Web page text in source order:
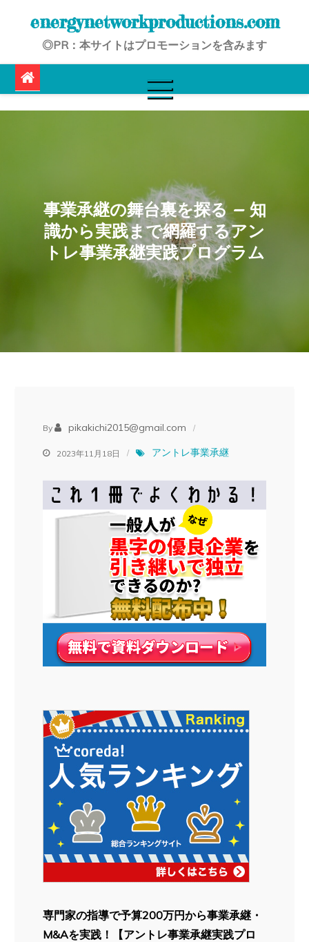
energynetworkproductions.com
◎PR：本サイトはプロモーションを含みます
事業承継の舞台裏を探る – 知
識から実践まで網羅するアン
トレ事業承継実践プログラム
By pikakichi2015@gmail.com
2023年11月18日 アントレ事業承継
専門家の指導で予算200万円から事業承継・
M&Aを実践！【アントレ事業承継実践プロ